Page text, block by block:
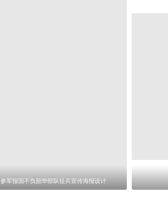
参军报国不负韶华部队征兵宣传海报设计